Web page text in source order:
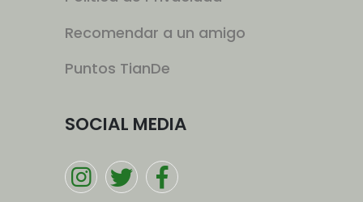
Recomendar a un amigo
Puntos TianDe
SOCIAL MEDIA